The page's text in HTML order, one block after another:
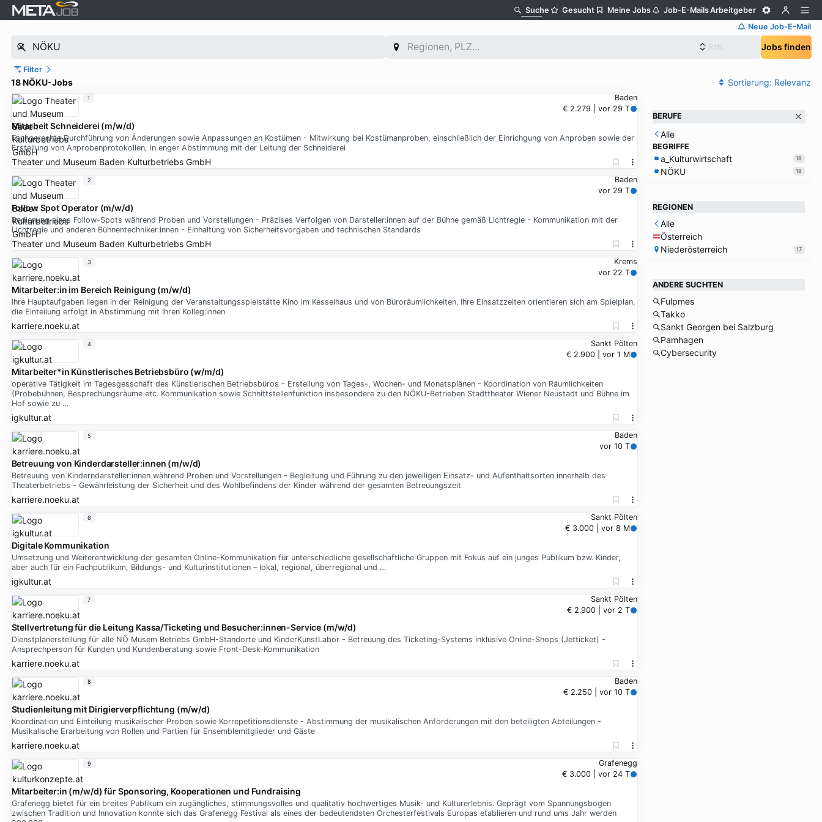
Suche Gesucht Meine Jobs Job-E-MailsArbeitgeber
Neue Job-E-Mail
Jobs finden
Filter
18 NÖKU-Jobs Sortierung: Relevanz
Baden
€ 2.279 | vor 29 T
Mitarbeit Schneiderei (m/w/d)
Fachgerechte Durchführung von Änderungen sowie Anpassungen an Kostümen - Mitwirkung bei Kostümanproben, einschließlich der Einrichgung von Anproben sowie der
Erstellung von Anprobenprotokollen, in enger Abstimmung mit der Leitung der Schneiderei
Theater und Museum Baden Kulturbetriebs GmbH
1
Baden
vor 29 T
Follow Spot Operator (m/w/d)
Bedienung eines Follow-Spots während Proben und Vorstellungen - Präzises Verfolgen von Darsteller:innen auf der Bühne gemäß Lichtregie - Kommunikation mit der
Lichtregie und anderen Bühnentechniker:innen - Einhaltung von Sicherheitsvorgaben und technischen Standards
Theater und Museum Baden Kulturbetriebs GmbH
2
Krems
vor 22 T
Mitarbeiter:in im Bereich Reinigung (m/w/d)
Ihre Hauptaufgaben liegen in der Reinigung der Veranstaltungsspielstätte Kino im Kesselhaus und von Büroräumlichkeiten. Ihre Einsatzzeiten orientieren sich am Spielplan,
die Einteilung erfolgt in Abstimmung mit Ihren Kolleg:innen
karriere.noeku.at
3
Sankt Pölten
€ 2.900 | vor 1 M
Mitarbeiter*in Künstlerisches Betriebsbüro (w/m/d)
operative Tätigkeit im Tagesgesschäft des Künstlerischen Betriebsbüros - Erstellung von Tages-, Wochen- und Monatsplänen - Koordination von Räumlichkeiten
(Probebühnen, Besprechungsräume etc. Kommunikation sowie Schnittstellenfunktion insbesondere zu den NÖKU-Betrieben Stadttheater Wiener Neustadt und Bühne im
Hof sowie zu …
igkultur.at
4
Baden
vor 10 T
Betreuung von Kinderdarsteller:innen (m/w/d)
Betreuung von Kinderndarsteller:innen während Proben und Vorstellungen - Begleitung und Führung zu den jeweiligen Einsatz- und Aufenthaltsorten innerhalb des
Theaterbetriebs - Gewährleistung der Sicherheit und des Wohlbefindens der Kinder während der gesamten Betreuungszeit
karriere.noeku.at
5
Sankt Pölten
€ 3.000 | vor 8 M
Digitale Kommunikation
Umsetzung und Weiterentwicklung der gesamten Online-Kommunikation für unterschiedliche gesellschaftliche Gruppen mit Fokus auf ein junges Publikum bzw. Kinder,
aber auch für ein Fachpublikum, Bildungs- und Kulturinstitutionen – lokal, regional, überregional und …
igkultur.at
6
Sankt Pölten
€ 2.900 | vor 2 T
Stellvertretung für die Leitung Kassa/Ticketing und Besucher:innen-Service (m/w/d)
Dienstplanerstellung für alle NÖ Musem Betriebs GmbH-Standorte und KinderKunstLabor - Betreuung des Ticketing-Systems inklusive Online-Shops (Jetticket) -
Ansprechperson für Kunden und Kundenberatung sowie Front-Desk-Kommunikation
karriere.noeku.at
7
Baden
€ 2.250 | vor 10 T
Studienleitung mit Dirigierverpflichtung (m/w/d)
Koordination und Einteilung musikalischer Proben sowie Korrepetitionsdienste - Abstimmung der musikalischen Anforderungen mit den beteiligten Abteilungen -
Musikalische Erarbeitung von Rollen und Partien für Ensemblemitglieder und Gäste
karriere.noeku.at
8
Grafenegg
€ 3.000 | vor 24 T
Mitarbeiter:in (m/w/d) für Sponsoring, Kooperationen und Fundraising
Grafenegg bietet für ein breites Publikum ein zugängliches, stimmungsvolles und qualitativ hochwertiges Musik- und Kulturerlebnis. Geprägt vom Spannungsbogen
zwischen Tradition und Innovation konnte sich das Grafenegg Festival als eines der bedeutendsten Orchesterfestivals Europas etablieren und rund ums Jahr werden
9
BERUFE
Alle
BEGRIFFE
a_Kulturwirtschaft 18
NÖKU 18
REGIONEN
Alle
Österreich
Niederösterreich
17
ANDERE SUCHTEN
Fulpmes
Takko
Sankt Georgen bei Salzburg
Pamhagen
Cybersecurity